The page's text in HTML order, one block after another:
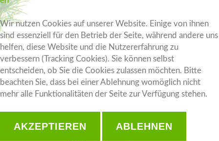
Wir nutzen Cookies auf unserer Website. Einige von ihnen
sind essenziell für den Betrieb der Seite, während andere uns
helfen, diese Website und die Nutzererfahrung zu
verbessern (Tracking Cookies). Sie können selbst
entscheiden, ob Sie die Cookies zulassen möchten. Bitte
beachten Sie, dass bei einer Ablehnung womöglich nicht
mehr alle Funktionalitäten der Seite zur Verfügung stehen.
AKZEPTIEREN ABLEHNEN